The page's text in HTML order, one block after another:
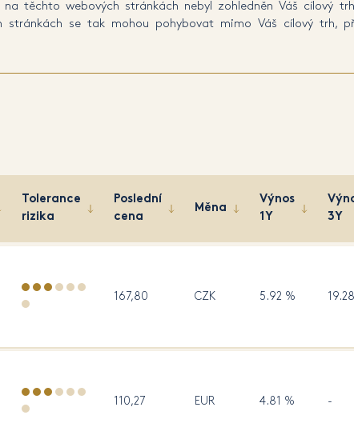
těchto webových stránkách nebyl zohledněn Váš cílový
stránkách se tak mohou pohybovat mimo Váš cílový trh,
Tolerance
rizika
Poslední
cena
Měna
Výnos
1Y
3Y
167,80 CZK 5.92 %
110,27 EUR 4.81 % -